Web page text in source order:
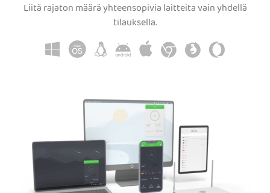
Liitä rajaton määrä yhteensopivia laitteita vain yhdellä
tilauksella.